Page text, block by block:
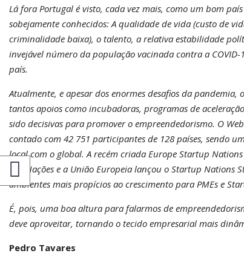
Lá fora Portugal é visto, cada vez mais, como um bom
sobejamente conhecidos: A qualidade de vida (custo de
criminalidade baixa), o talento, a relativa estabilidade
invejável número da população vacinada contra a
país.
Atualmente, e apesar dos enormes desafios da pandemia,
tantos apoios como incubadoras, programas de
sido decisivas para promover o empreendedorismo. O
contado com 42 751 participantes de 128 países, sendo
local com o global. A recém criada Europe Startup
das Nações e a União Europeia lançou o Startup
ambientes mais propícios ao crescimento para PMEs e
É, pois, uma boa altura para falarmos de
deve aproveitar, tornando o tecido empresarial mais
Pedro Tavares